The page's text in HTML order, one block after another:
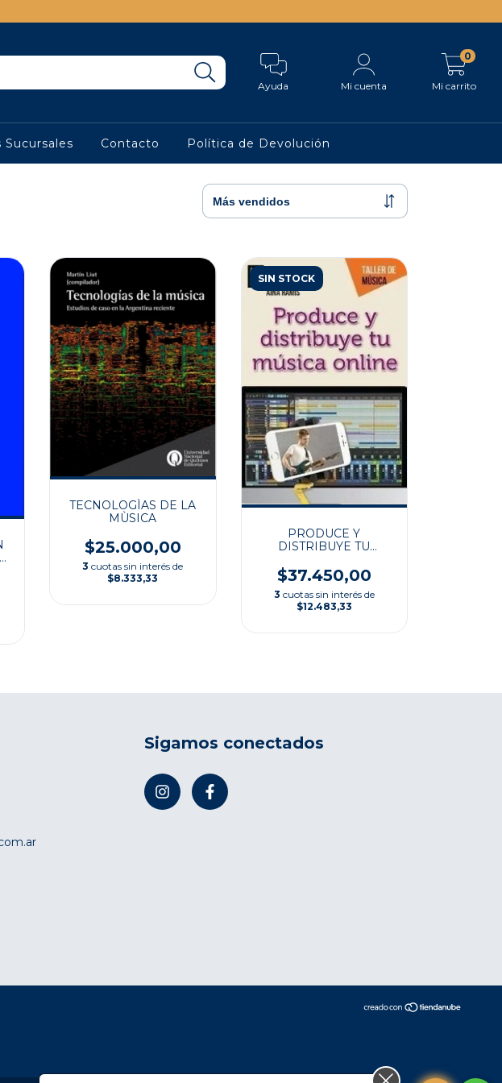
Ayuda Mi cuenta Mi carrito
0
Sucursales Contacto Política de Devolución
TECNOLOGÌAS DE LA
MÙSICA
$25.000,00
3 cuotas sin interés de
$8.333,33
SIN STOCK
PRODUCE Y
DISTRIBUYE TU
$37.450,00
3 cuotas sin interés de
$12.483,33
Sigamos conectados